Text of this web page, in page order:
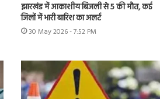
झारखंड में आकाशीय बिजली से 5 की मौत, कई
जिलों में भारी बारिश का अलर्ट
30 May 2026 - 7:52 PM